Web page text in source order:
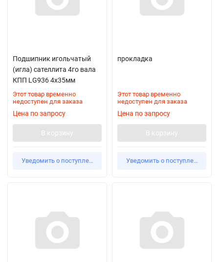
Подшипник игольчатый
(игла) сателлита 4го вала
КПП LG936 4x35мм
Этот товар временно
недоступен для заказа
Цена по запросу
В корзину
Уведомить о поступлении
прокладка
Этот товар временно
недоступен для заказа
Цена по запросу
В корзину
Уведомить о поступлении